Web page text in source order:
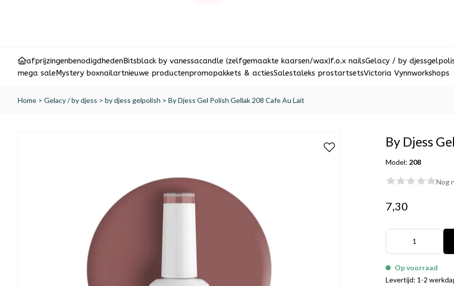
afprijzingenbenodigdhedenBitsblack by vanessacandle (zelfgemaakte kaarsen/wax)f.o.x nailsGelacy / by djess
mega saleMystery boxnailartnieuwe productenpromopakkets & actiesSalestaleks prostartsetsVictoria Vynnworkshops
Home > Gelacy / by djess > by djess gelpolish > By Djess Gel Polish Gellak 208 Cafe Au Lait
By Djess
Model: 208
Nog
7,30
Op voorraad
Levertijd: 1-2